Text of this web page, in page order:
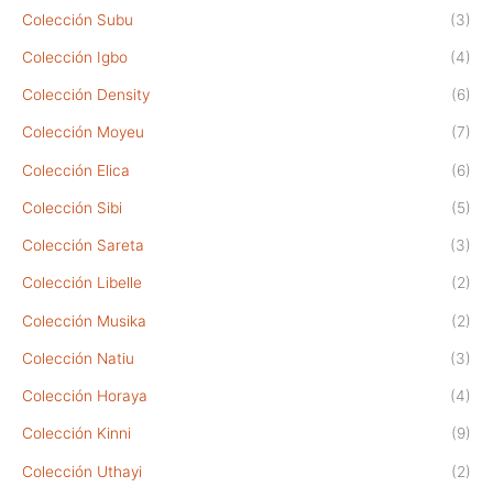
Colección Subu (3)
Colección Igbo (4)
Colección Density (6)
Colección Moyeu (7)
Colección Elica (6)
Colección Sibi (5)
Colección Sareta (3)
Colección Libelle (2)
Colección Musika (2)
Colección Natiu (3)
Colección Horaya (4)
Colección Kinni (9)
Colección Uthayi (2)